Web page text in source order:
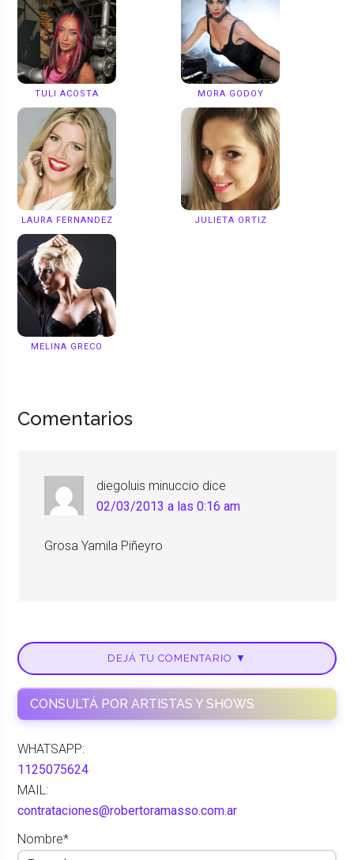
TULI ACOSTA MORA GODOY
LAURA FERNANDEZ JULIETA ORTIZ
MELINA GRECO
Comentarios
diegoluis minuccio dice
02/03/2013 a las 0:16 am
Grosa Yamila Piñeyro
DEJÁ TU COMENTARIO ▼
CONSULTÁ POR ARTISTAS Y SHOWS
WHATSAPP:
1125075624
MAIL:
contrataciones@robertoramasso.com.ar
Nombre*